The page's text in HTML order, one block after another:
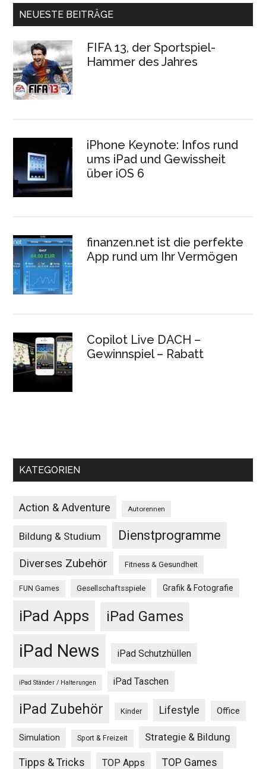
NEUESTE BEITRÄGE
FIFA 13, der Sportspiel-
Hammer des Jahres
iPhone Keynote: Infos rund
ums iPad und Gewissheit
über iOS 6
finanzen.net ist die perfekte
App rund um Ihr Vermögen
Copilot Live DACH –
Gewinnspiel – Rabatt
KATEGORIEN
Action & Adventure Autorennen
Bildung & Studium Dienstprogramme
Diverses Zubehör Fitness & Gesundheit
FUN Games Gesellschaftsspiele Grafik & Fotografie
iPad Apps iPad Games
iPad News iPad Schutzhüllen
iPad Ständer / Halterungen iPad Taschen
iPad Zubehör Kinder Lifestyle Office
Simulation Sport & Freizeit Strategie & Bildung
Tipps & Tricks TOP Apps TOP Games